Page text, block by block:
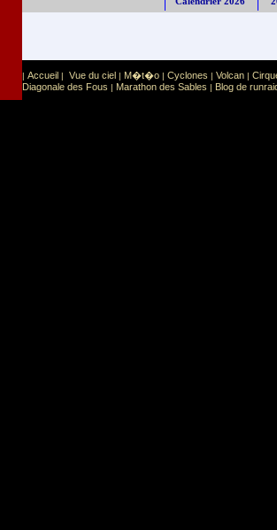
la cat�gorie Sport Sports extr�mes
| Accueil | Vue du ciel | M�t�o | Cyclones | Volcan |
Diagonale des Fous | Marathon des Sables | Blog de